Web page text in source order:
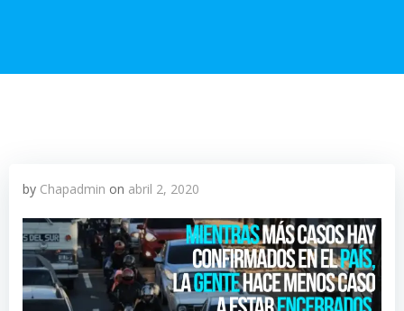
by Chapadmin on abril 2, 2020